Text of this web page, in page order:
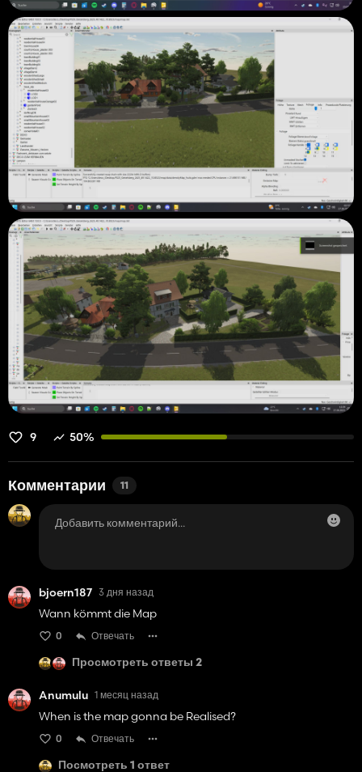
9 50%
Комментарии 11
bjoern187 3 дня назад
Wann kömmt die Map
0 Отвечать
Просмотреть ответы 2
Anumulu 1 месяц назад
When is the map gonna be Realised?
0 Отвечать
Посмотреть 1 ответ